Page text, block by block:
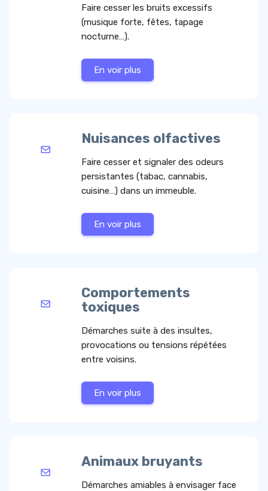
Faire cesser les bruits excessifs
(musique forte, fêtes, tapage
nocturne…).
En voir plus
Nuisances olfactives
Faire cesser et signaler des odeurs
persistantes (tabac, cannabis,
cuisine…) dans un immeuble.
En voir plus
Comportements
toxiques
Démarches suite à des insultes,
provocations ou tensions répétées
entre voisins.
En voir plus
Animaux bruyants
Démarches amiables à envisager face